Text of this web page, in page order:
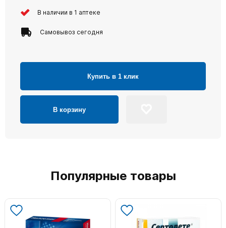
В наличии в 1 аптеке
Самовывоз сегодня
Купить в 1 клик
В корзину
Популярные товары